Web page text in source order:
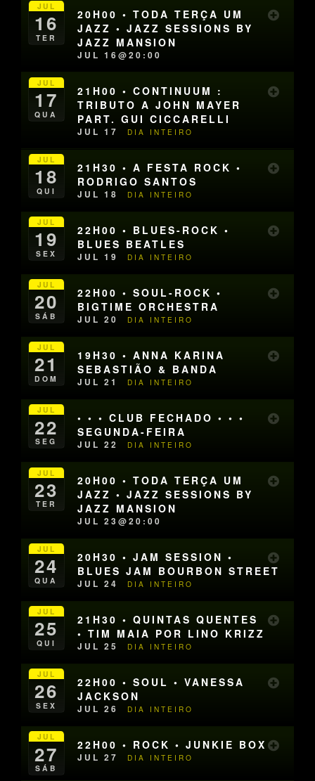
JUL
16
TER
20H00 • TODA TERÇA UM
JAZZ • JAZZ SESSIONS BY
JAZZ MANSION
JUL 16@20:00
JUL
17
QUA
21H00 • CONTINUUM :
TRIBUTO A JOHN MAYER
PART. GUI CICCARELLI
JUL 17 DIA INTEIRO
JUL
18
QUI
21H30 • A FESTA ROCK •
RODRIGO SANTOS
JUL 18 DIA INTEIRO
JUL
19
SEX
22H00 • BLUES-ROCK •
BLUES BEATLES
JUL 19 DIA INTEIRO
JUL
20
SÁB
22H00 • SOUL-ROCK •
BIGTIME ORCHESTRA
JUL 20 DIA INTEIRO
JUL
21
DOM
19H30 • ANNA KARINA
SEBASTIÃO & BANDA
JUL 21 DIA INTEIRO
JUL
22
SEG
• • • CLUB FECHADO • • •
SEGUNDA-FEIRA
JUL 22 DIA INTEIRO
JUL
23
TER
20H00 • TODA TERÇA UM
JAZZ • JAZZ SESSIONS BY
JAZZ MANSION
JUL 23@20:00
JUL
24
QUA
20H30 • JAM SESSION •
BLUES JAM BOURBON STREET
JUL 24 DIA INTEIRO
JUL
25
QUI
21H30 • QUINTAS QUENTES
• TIM MAIA POR LINO KRIZZ
JUL 25 DIA INTEIRO
JUL
26
SEX
22H00 • SOUL • VANESSA
JACKSON
JUL 26 DIA INTEIRO
JUL
27
SÁB
22H00 • ROCK • JUNKIE BOX
JUL 27 DIA INTEIRO